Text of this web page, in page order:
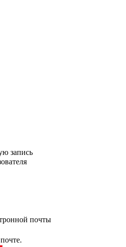
запись
почты